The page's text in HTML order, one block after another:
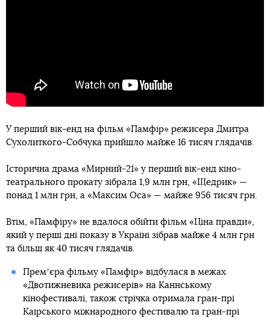
У перший вік-енд на фільм «Памфір» режисера Дмитра
Сухолиткого-Собчука прийшло майже 16 тисяч глядачів.
Історична драма «Мирний-21» у перший вік-енд кіно-
театрального прокату зібрала 1,9 млн грн, «Щедрик» —
понад 1 млн грн, а «Максим Оса» — майже 956 тисяч грн.
Втім, «Памфіру» не вдалося обійти фільм «Ціна правди»,
який у перші дні показу в Україні зібрав майже 4 млн грн
та більш як 40 тисяч глядачів.
Премʼєра фільму «Памфір» відбулася в межах
«Двотижневика режисерів» на Каннському
кінофестивалі, також стрічка отримала гран-прі
Каїрського міжнародного фестивалю та гран-прі